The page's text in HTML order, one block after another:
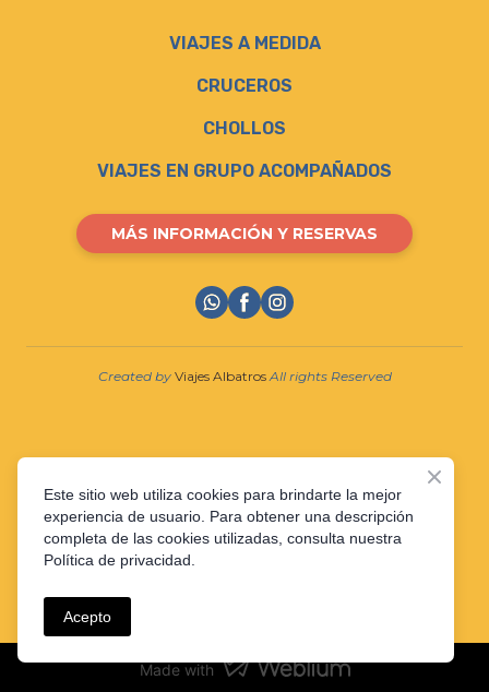
VIAJES A MEDIDA
CRUCEROS
CHOLLOS
VIAJES EN GRUPO ACOMPAÑADOS
MÁS INFORMACIÓN Y RESERVAS
Created by Viajes Albatros All rights Reserved
Política de Privacidad
Este sitio web utiliza cookies para brindarte la mejor
experiencia de usuario. Para obtener una descripción
completa de las cookies utilizadas, consulta nuestra
Política de privacidad.
Acepto
Made with